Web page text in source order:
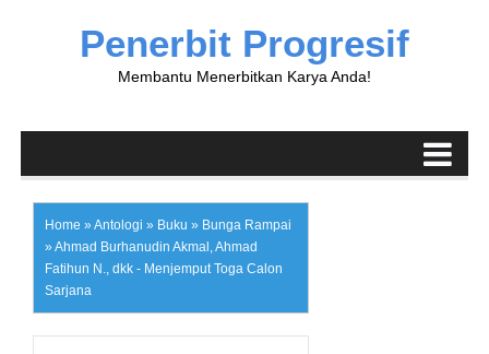
Penerbit Progresif
Membantu Menerbitkan Karya Anda!
Home » Antologi » Buku » Bunga Rampai
» Ahmad Burhanudin Akmal, Ahmad
Fatihun N., dkk - Menjemput Toga Calon
Sarjana